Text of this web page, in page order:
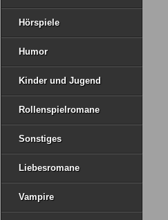
Hörspiele
Humor
Kinder und Jugend
Rollenspielromane
Sonstiges
Liebesromane
Vampire